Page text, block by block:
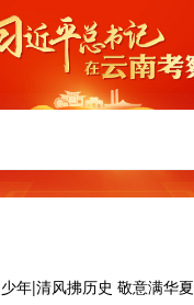
少年|清风拂历史 敬意满华夏